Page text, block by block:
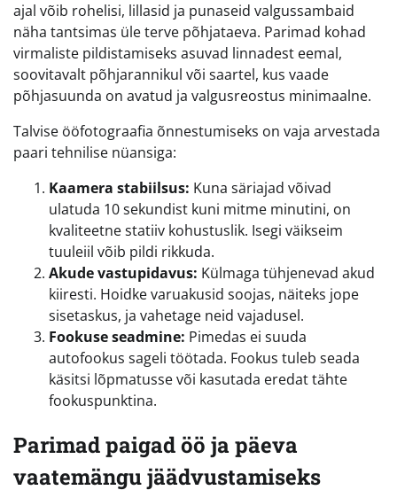
ajal võib rohelisi, lillasid ja punaseid valgussambaid
näha tantsimas üle terve põhjataeva. Parimad kohad
virmaliste pildistamiseks asuvad linnadest eemal,
soovitavalt põhjarannikul või saartel, kus vaade
põhjasuunda on avatud ja valgusreostus minimaalne.
Talvise ööfotograafia õnnestumiseks on vaja arvestada
paari tehnilise nüansiga:
Kaamera stabiilsus: Kuna säriajad võivad
ulatuda 10 sekundist kuni mitme minutini, on
kvaliteetne statiiv kohustuslik. Isegi väikseim
tuuleiil võib pildi rikkuda.
Akude vastupidavus: Külmaga tühjenevad akud
kiiresti. Hoidke varuakusid soojas, näiteks jope
sisetaskus, ja vahetage neid vajadusel.
Fookuse seadmine: Pimedas ei suuda
autofookus sageli töötada. Fookus tuleb seada
käsitsi lõpmatusse või kasutada eredat tähte
fookuspunktina.
Parimad paigad öö ja päeva
vaatemängu jäädvustamiseks